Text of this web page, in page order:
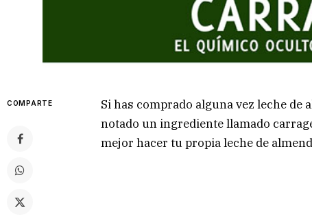
COMPARTE
Si has comprado alguna vez leche de
notado un ingrediente llamado
mejor hacer tu propia leche de